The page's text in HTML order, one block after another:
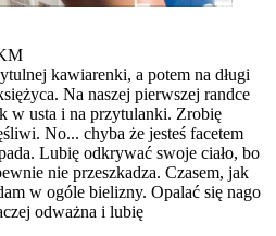
kawiarenki, a potem na długi
Na naszej pierwszej randce
w usta i na przytulanki. Zrobię
No... chyba że jesteś facetem
Lubię odkrywać swoje ciało, bo
nie przeszkadza. Czasem, jak
w ogóle bielizny. Opalać się nago
odważna i lubię